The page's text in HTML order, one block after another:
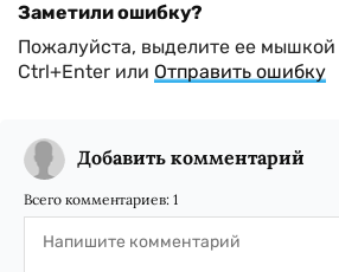
Заметили ошибку?
Пожалуйста, выделите ее
Ctrl+Enter или Отправить ошибку
Добавить комментарий
Всего комментариев: 1